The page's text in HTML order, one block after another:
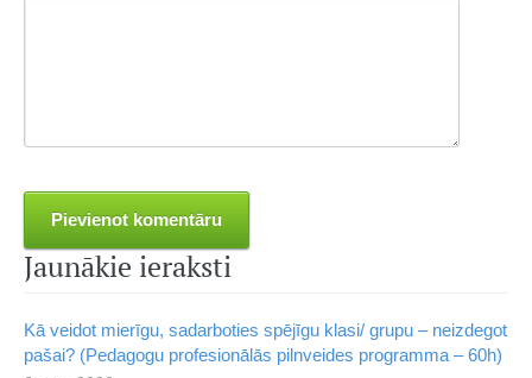
Jaunākie ieraksti
Kā veidot mierīgu, sadarboties spējīgu klasi/ grupu – neizdegot
pašai? (Pedagogu profesionālās pilnveides programma – 60h)